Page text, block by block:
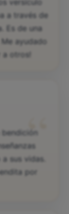
versículo
a través de
Es de una
ayudado
otros!
“
bendición
sus vidas.
por